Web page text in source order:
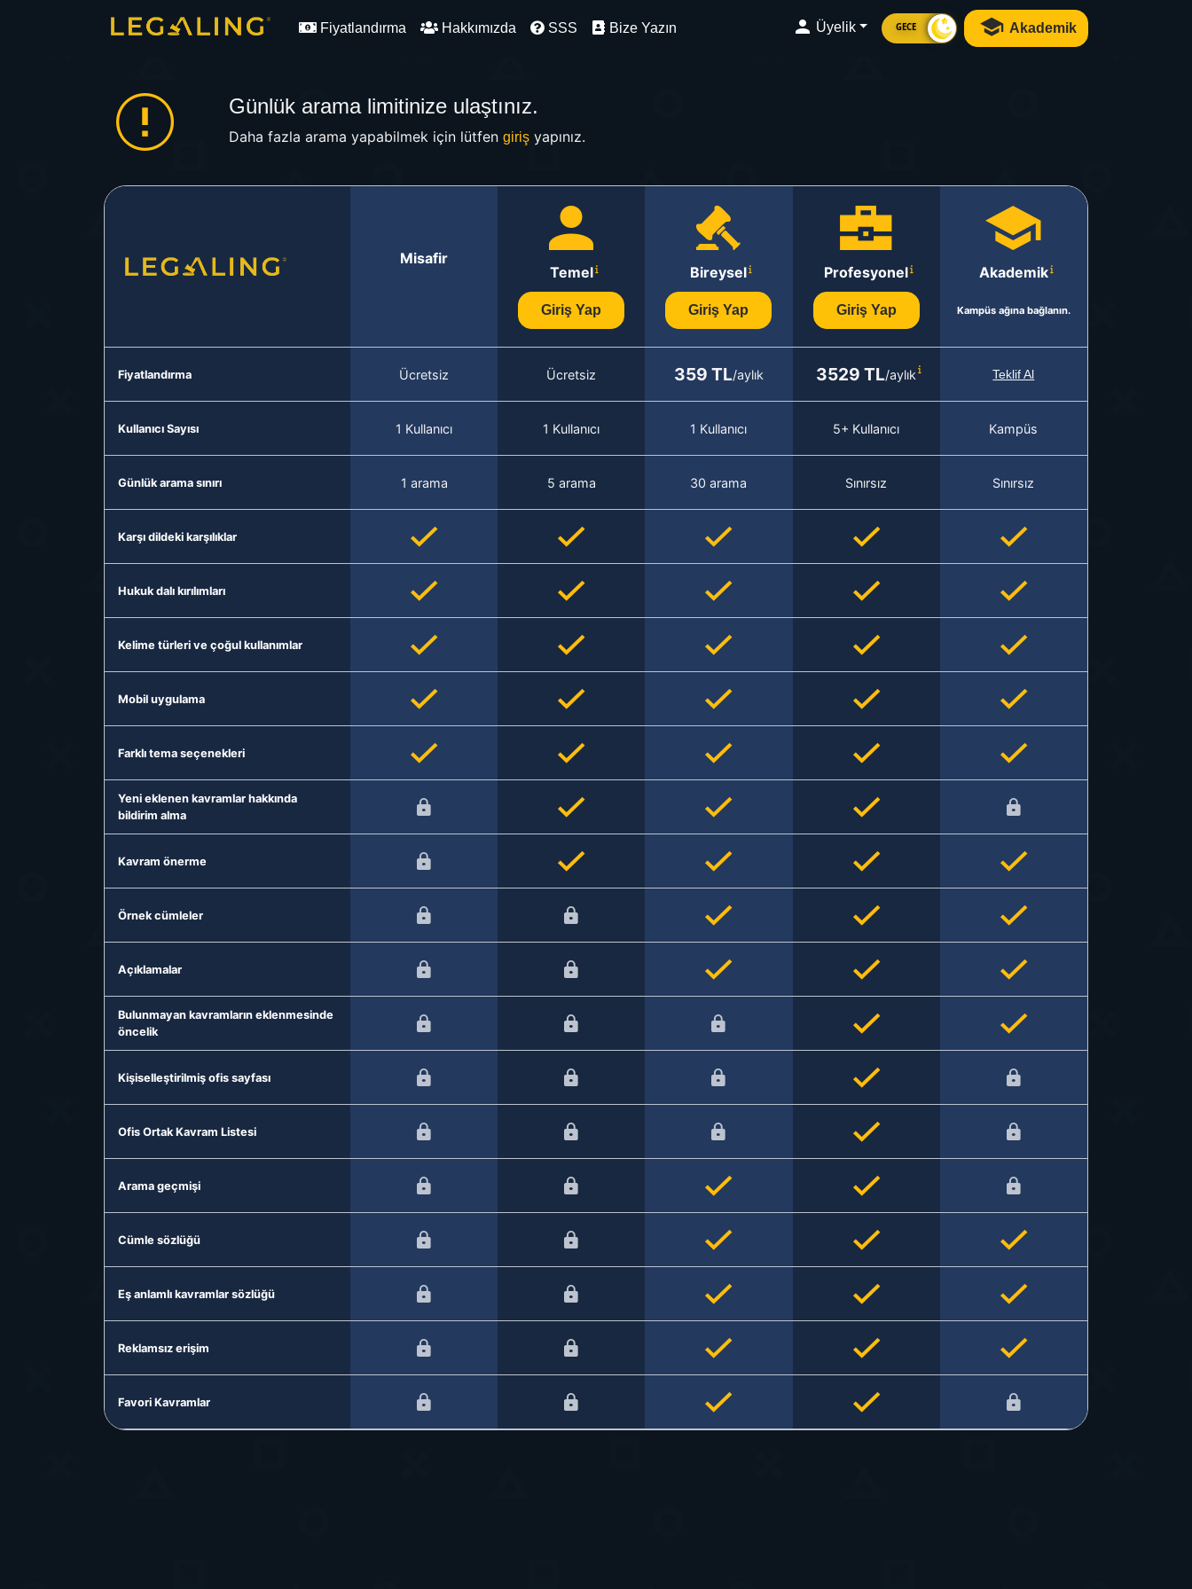
Fiyatlandırma Hakkımızda SSS Bize Yazın Üyelik GECE Akademik
Günlük arama limitinize ulaştınız.
Daha fazla arama yapabilmek için lütfen girişyapınız.
Misafir
Temel
Giriş Yap
Bireysel
Giriş Yap
Profesyonel
Giriş Yap
Akademik
Kampüs ağına bağlanın.
Fiyatlandırma Ücretsiz Ücretsiz 359 TL/aylık 3529 TL/aylık Teklif Al
Kullanıcı Sayısı 1 Kullanıcı 1 Kullanıcı 1 Kullanıcı 5+ Kullanıcı Kampüs
Günlük arama sınırı 1 arama 5 arama 30 arama Sınırsız Sınırsız
Karşı dildeki karşılıklar
Hukuk dalı kırılımları
Kelime türleri ve çoğul kullanımlar
Mobil uygulama
Farklı tema seçenekleri
Yeni eklenen kavramlar hakkında
bildirim alma
Kavram önerme
Örnek cümleler
Açıklamalar
Bulunmayan kavramların eklenmesinde
öncelik
Kişiselleştirilmiş ofis sayfası
Ofis Ortak Kavram Listesi
Arama geçmişi
Cümle sözlüğü
Eş anlamlı kavramlar sözlüğü
Reklamsız erişim
Favori Kavramlar